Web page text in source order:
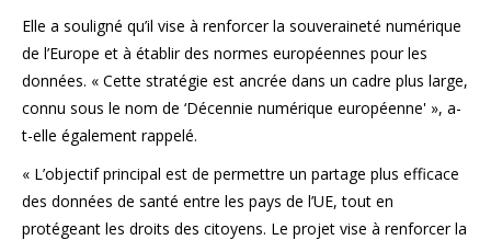
Elle a souligné qu’il vise à renforcer la souveraineté numérique
de l’Europe et à établir des normes européennes pour les
données. « Cette stratégie est ancrée dans un cadre plus large,
connu sous le nom de ‘Décennie numérique européenne' », a-
t-elle également rappelé.
« L’objectif principal est de permettre un partage plus efficace
des données de santé entre les pays de l’UE, tout en
protégeant les droits des citoyens. Le projet vise à renforcer la